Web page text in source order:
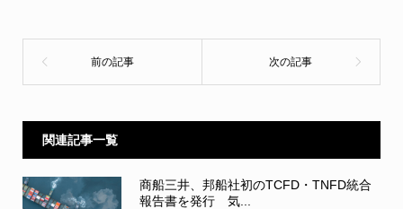
関連記事一覧
商船三井、邦船社初のTCFD・TNFD統合
報告書を発行 気...